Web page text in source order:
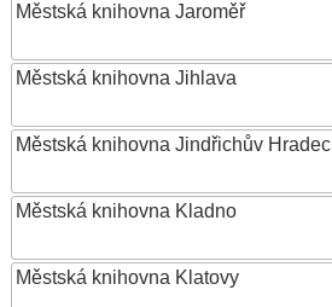
Městská knihovna Jaroměř
Městská knihovna Jihlava
Městská knihovna Jindřichův Hradec
Městská knihovna Kladno
Městská knihovna Klatovy